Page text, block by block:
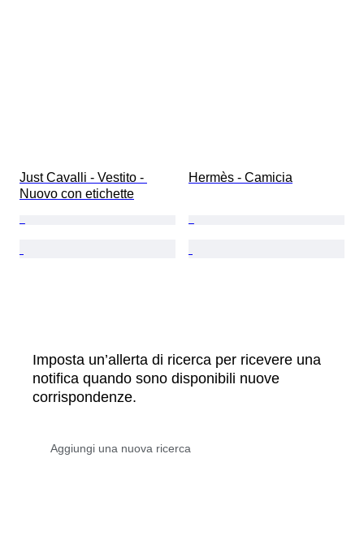
Just Cavalli - Vestito -
Nuovo con etichette
Hermès - Camicia
Imposta un’allerta di ricerca per ricevere una
notifica quando sono disponibili nuove
corrispondenze.